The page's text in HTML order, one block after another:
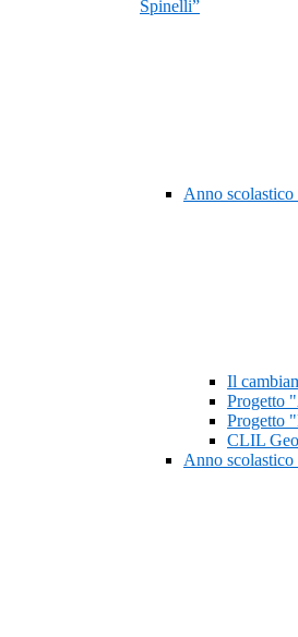
Spinelli”
Anno
Il
Progetto
Progetto
CLIL
Anno